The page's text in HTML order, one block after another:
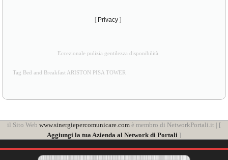
[ Privacy ]
Eccezionale pulizia gentilezza disponibilità
Tag Bed and Breakfast ARISTON PISA TOWER
il Sito Web www.sinergiepercomunicare.com è membro di NetworkPortali.it | [
Aggiungi la tua Azienda al Network di Portali ]